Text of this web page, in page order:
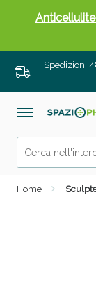
Spedizioni
Home